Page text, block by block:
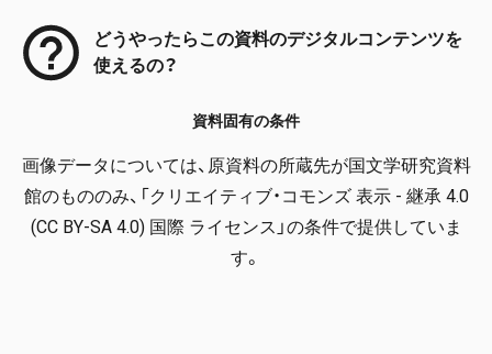
どうやったらこの資料のデジタルコンテンツを
使えるの？
資料固有の条件
画像データについては、原資料の所蔵先が国文学研究資料
館のもののみ、「クリエイティブ・コモンズ 表示 - 継承 4.0
(CC BY-SA 4.0) 国際 ライセンス」の条件で提供していま
す。